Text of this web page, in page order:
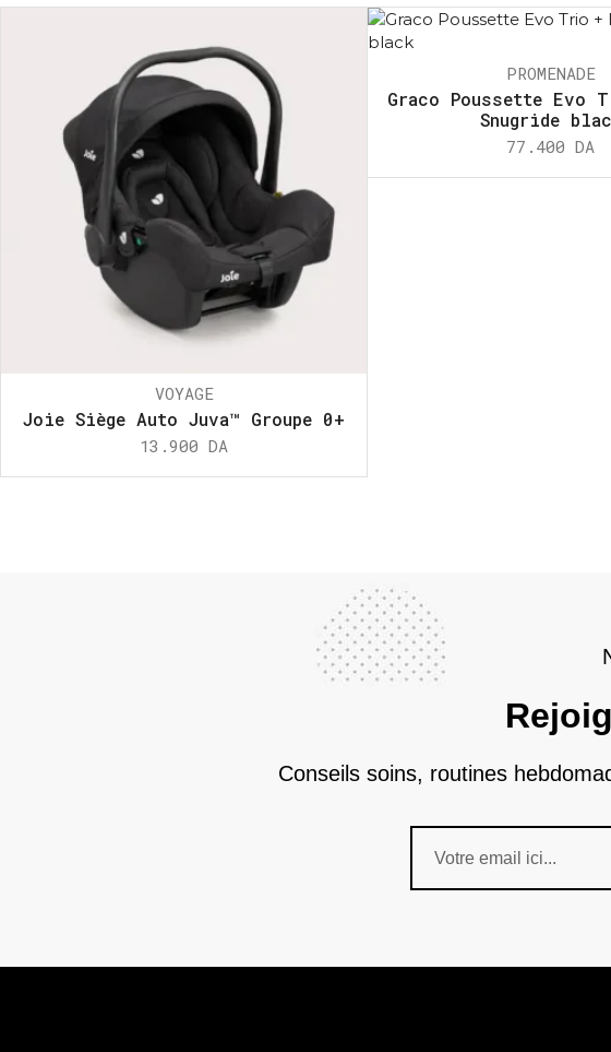
VOYAGE
Joie Siège Auto Juva™ Groupe 0+
13.900 DA
PROMENADE
Graco Poussette Evo
Snugride
77.400 DA
Conseils soins, routines